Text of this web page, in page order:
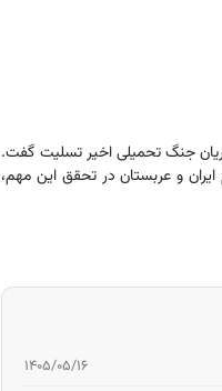
جنگ تحمیلی اخیر تسلیت گفت.
و عربستان در تحقق این مهم،
۱۴۰۵/۰۵/۱۶